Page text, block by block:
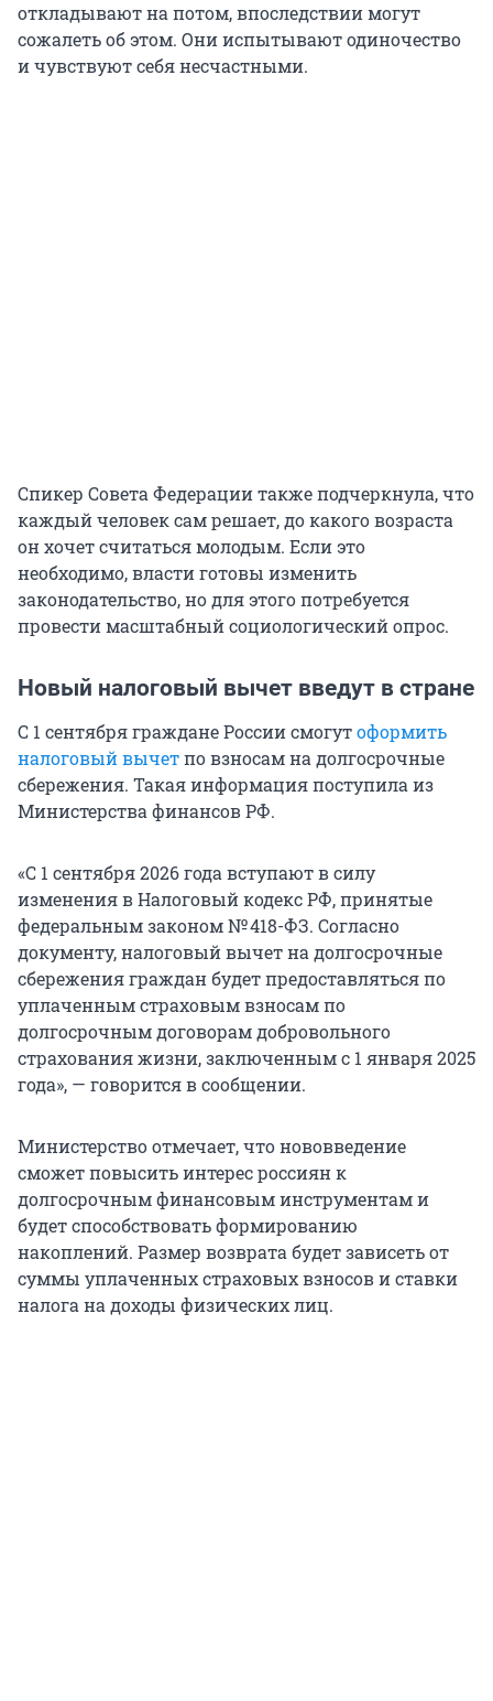
откладывают на потом, впоследствии могут
сожалеть об этом. Они испытывают одиночество
и чувствуют себя несчастными.
Спикер Совета Федерации также подчеркнула, что
каждый человек сам решает, до какого возраста
он хочет считаться молодым. Если это
необходимо, власти готовы изменить
законодательство, но для этого потребуется
провести масштабный социологический опрос.
Новый налоговый вычет введут в стране
С 1 сентября граждане России смогутоформить
налоговый вычетпо взносам на долгосрочные
сбережения. Такая информация поступила из
Министерства финансов РФ.
«С 1 сентября 2026 года вступают в силу
изменения в Налоговый кодекс РФ, принятые
федеральным законом № 418-ФЗ. Согласно
документу, налоговый вычет на долгосрочные
сбережения граждан будет предоставляться по
уплаченным страховым взносам по
долгосрочным договорам добровольного
страхования жизни, заключенным с 1 января 2025
года», — говорится в сообщении.
Министерство отмечает, что нововведение
сможет повысить интерес россиян к
долгосрочным финансовым инструментам и
будет способствовать формированию
накоплений. Размер возврата будет зависеть от
суммы уплаченных страховых взносов и ставки
налога на доходы физических лиц.